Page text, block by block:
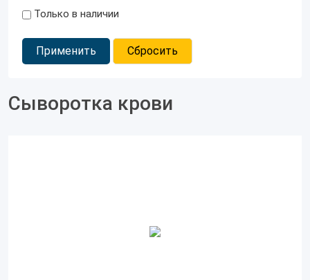
Только в наличии
Применить Сбросить
Сыворотка крови